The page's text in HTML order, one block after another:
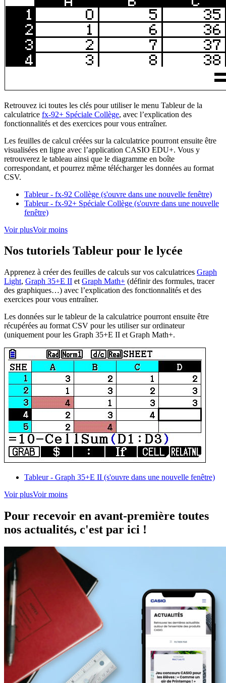
Retrouvez ici toutes les clés pour utiliser le menu Tableur de la
calculatrice fx-92+ Spéciale Collège, avec l’explication des
fonctionnalités et des exercices pour vous entraîner.
Les feuilles de calcul créées sur la calculatrice pourront ensuite être
visualisées en ligne avec l’application CASIO EDU+. Vous y
retrouverez le tableau ainsi que le diagramme en boîte
correspondant, et pourrez même télécharger les données au format
CSV.
Tableur - fx-92 Collège (s'ouvre dans une nouvelle fenêtre)
Tableur - fx-92+ Spéciale Collège (s'ouvre dans une nouvelle
fenêtre)
Voir plusVoir moins
Nos tutoriels Tableur pour le lycée
Apprenez à créer des feuilles de calculs sur vos calculatrices Graph
Light, Graph 35+E II et Graph Math+ (définir des formules, tracer
des graphiques…) avec l’explication des fonctionnalités et des
exercices pour vous entraîner.
Les données sur le tableur de la calculatrice pourront ensuite être
récupérées au format CSV pour les utiliser sur ordinateur
(uniquement pour les Graph 35+E II et Graph Math+.
Tableur - Graph 35+E II (s'ouvre dans une nouvelle fenêtre)
Voir plusVoir moins
Pour recevoir en avant-première toutes
nos actualités, c'est par ici !